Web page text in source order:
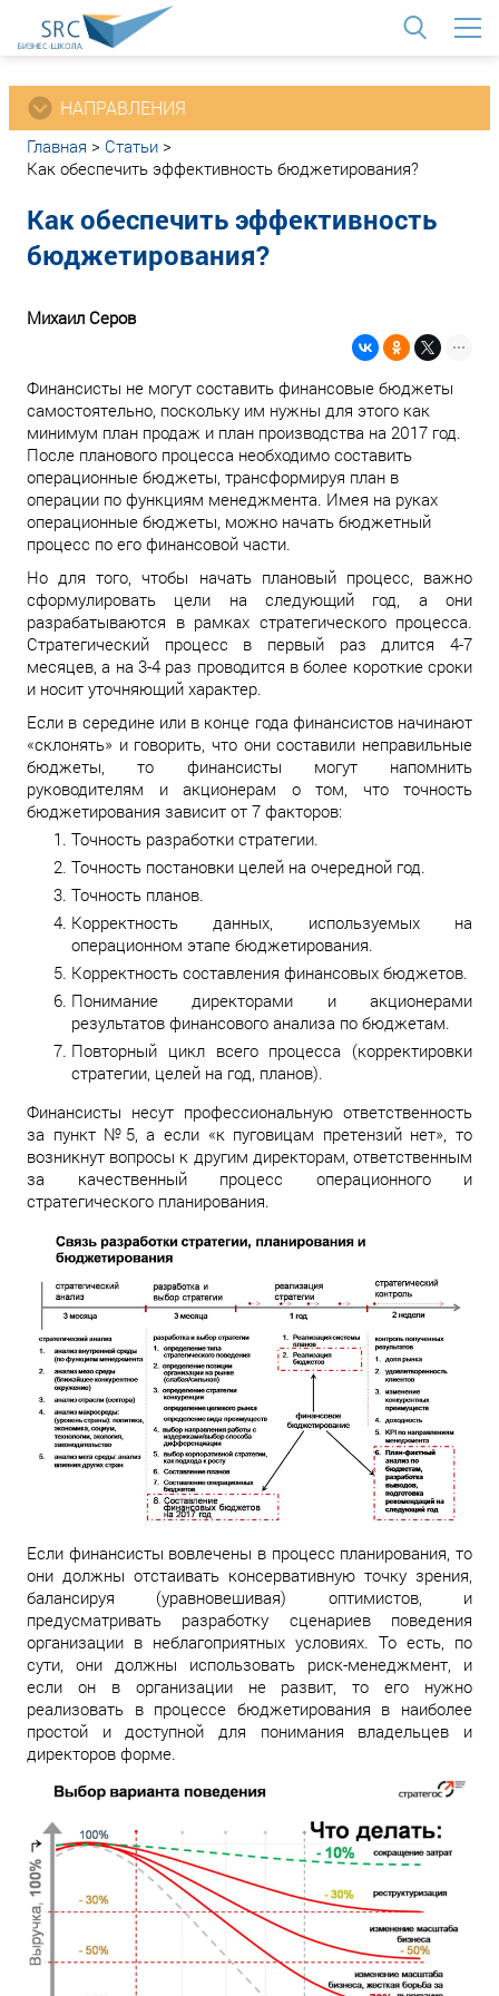
НАПРАВЛЕНИЯ
Главная > Статьи >
Как обеспечить эффективность бюджетирования?
Как обеспечить эффективность
бюджетирования?
Михаил Серов
Финансисты не могут составить финансовые бюджеты
самостоятельно, поскольку им нужны для этого как
минимум план продаж и план производства на 2017 год.
После планового процесса необходимо составить
операционные бюджеты, трансформируя план в
операции по функциям менеджмента. Имея на руках
операционные бюджеты, можно начать бюджетный
процесс по его финансовой части.
Но для того, чтобы начать плановый процесс, важно
сформулировать цели на следующий год, а они
разрабатываются в рамках стратегического процесса.
Стратегический процесс в первый раз длится 4-7
месяцев, а на 3-4 раз проводится в более короткие сроки
и носит уточняющий характер.
Если в середине или в конце года финансистов начинают
«склонять» и говорить, что они составили неправильные
бюджеты, то финансисты могут напомнить
руководителям и акционерам о том, что точность
бюджетирования зависит от 7 факторов:
Точность разработки стратегии.
Точность постановки целей на очередной год.
Точность планов.
Корректность данных, используемых на
операционном этапе бюджетирования.
Корректность составления финансовых бюджетов.
Понимание директорами и акционерами
результатов финансового анализа по бюджетам.
Повторный цикл всего процесса (корректировки
стратегии, целей на год, планов).
Финансисты несут профессиональную ответственность
за пункт №5, а если «к пуговицам претензий нет», то
возникнут вопросы к другим директорам, ответственным
за качественный процесс операционного и
стратегического планирования.
Если финансисты вовлечены в процесс планирования, то
они должны отстаивать консервативную точку зрения,
балансируя (уравновешивая) оптимистов, и
предусматривать разработку сценариев поведения
организации в неблагоприятных условиях. То есть, по
сути, они должны использовать риск-менеджмент, и
если он в организации не развит, то его нужно
реализовать в процессе бюджетирования в наиболее
простой и доступной для понимания владельцев и
директоров форме.